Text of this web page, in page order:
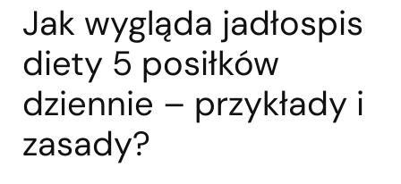
Jak wygląda jadłospis
diety 5 posiłków
dziennie – przykłady i
zasady?